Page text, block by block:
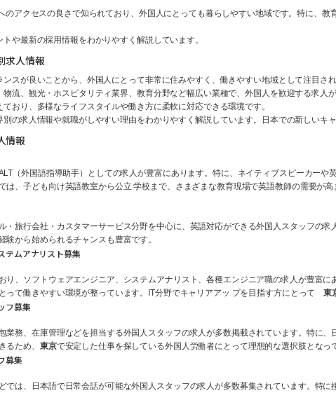
アクセスの良さで知られており、外国人にとっても暮らしやすい地域です。特に、
や最新の採用情報をわかりやすく解説しています。
求人情報
スが良いことから、外国人にとって非常に住みやすく、働きやすい地域として注目さ
流、観光・ホスピタリティ業界、教育分野など幅広い業種で、外国人を歓迎する求人
おり、多様なライフスタイルや働き方に柔軟に対応できる環境です。
の求人情報や就職がしやすい理由をわかりやすく解説しています。日本での新しいキ
情報
（外国語指導助手）としての求人が豊富にあります。特に、ネイティブスピーカー
、子ども向け英語教室から公立 学校まで、さまざまな教育現場で英語教師の需要が高
旅行会社・カスタマーサービス分野を中心に、英語対応ができる外国人スタッフの
から始められるチャンスも豊富です。
テムアナリスト募集
り、ソフトウェアエンジニア、システムアナリスト、各種エンジニア職の求人が豊富
って働きやすい環境が整っています。IT分野でキャリアアッ プを目指す方にとって東
フ募集
務、在庫管理などを担当する外国人スタッフの求人が多数掲載されています。特に
るため、 東京で安定した仕事を探している外国人労働者にとって理想的な選択肢となっ
募集
は、日本語で日常会話が可能な外国人スタッフの求人が多数募集されています。特